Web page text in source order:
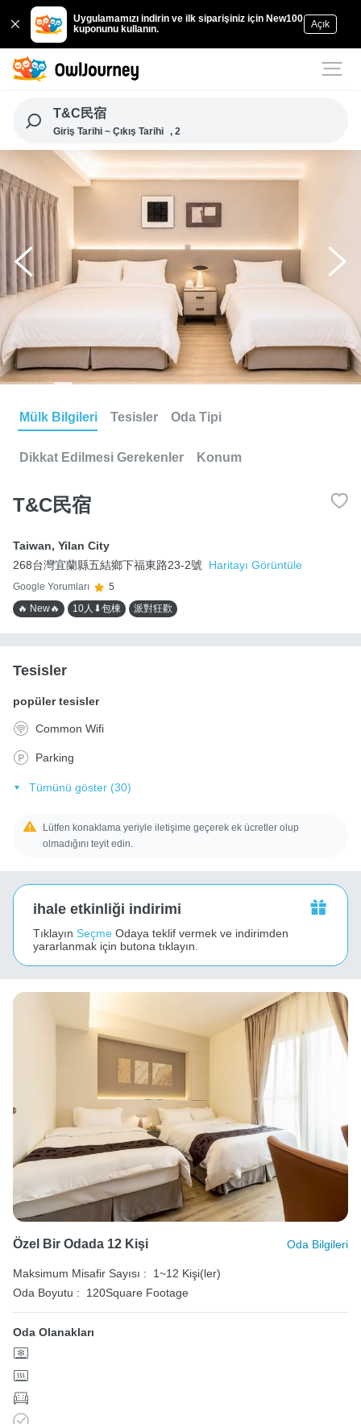
Uygulamamızı indirin ve ilk siparişiniz için New100
kuponunu kullanın.
Açık
T&C民宿
Giriş Tarihi ~ Çıkış Tarihi , 2
Mülk Bilgileri Tesisler Oda Tipi
Dikkat Edilmesi Gerekenler Konum
T&C民宿
Taiwan, Yilan City
268台灣宜蘭縣五結鄉下福東路23-2號
Haritayı Görüntüle
Google Yorumları
5
🔥 New🔥
10人⬇包棟 派對狂歡
Tesisler
popüler tesisler
Common Wifi
Parking
Tümünü göster (30)
Lütfen konaklama yeriyle iletişime geçerek ek ücretler olup
olmadığını teyit edin.
ihale etkinliği indirimi
Tıklayın Seçme Odaya teklif vermek ve indirimden
yararlanmak için butona tıklayın.
Özel Bir Odada 12 Kişi Oda Bilgileri
Maksimum Misafir Sayısı :
1~12 Kişi(ler)
Oda Boyutu :
120Square Footage
Oda Olanakları